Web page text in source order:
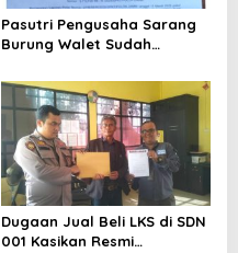
Pasutri Pengusaha Sarang
Burung Walet Sudah
Pelapor Desak Polda Jambi
Segera Lakukan Penahanan
Dugaan Jual Beli LKS di SDN
001 Kasikan Resmi